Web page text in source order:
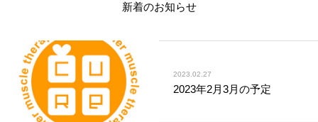
新着のお知らせ
2023.02.27
2023年2月3月の予定